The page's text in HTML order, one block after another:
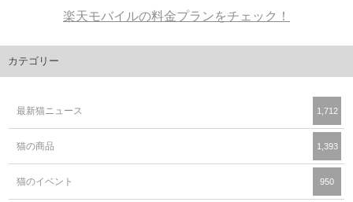
楽天モバイルの料金プランをチェック！
カテゴリー
最新猫ニュース 1,712
猫の商品 1,393
猫のイベント 950